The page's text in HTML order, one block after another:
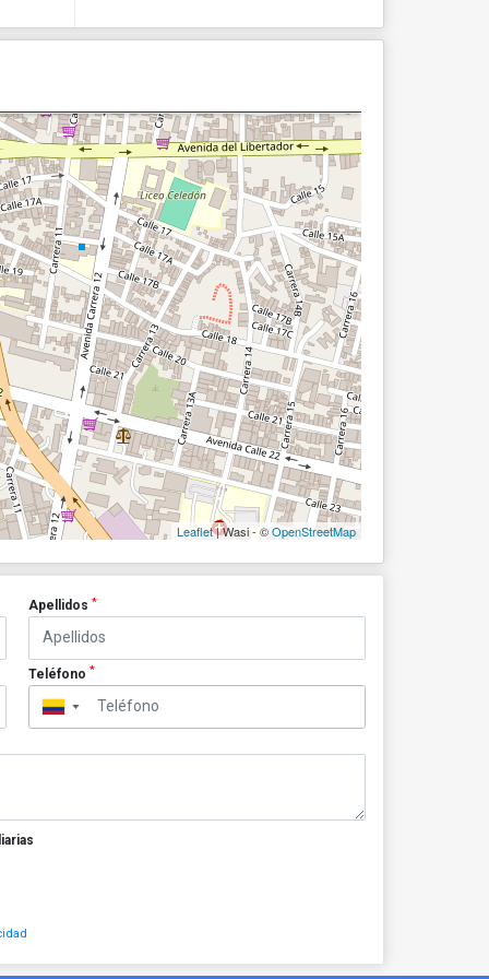
Leaflet| Wasi - ©OpenStreetMap
Apellidos *
Teléfono *
▼